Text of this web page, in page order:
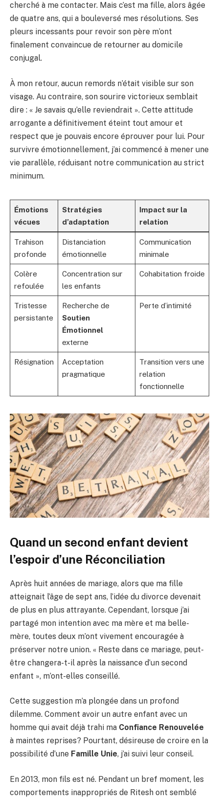
cherché à me contacter. Mais c’est ma fille, alors âgée
de quatre ans, qui a bouleversé mes résolutions. Ses
pleurs incessants pour revoir son père m’ont
finalement convaincue de retourner au domicile
conjugal.
À mon retour, aucun remords n’était visible sur son
visage. Au contraire, son sourire victorieux semblait
dire : « Je savais qu’elle reviendrait ». Cette attitude
arrogante a définitivement éteint tout amour et
respect que je pouvais encore éprouver pour lui. Pour
survivre émotionnellement, j’ai commencé à mener une
vie parallèle, réduisant notre communication au strict
minimum.
Émotions
vécues
Stratégies
d’adaptation
Impact sur la
relation
Trahison
profonde
Distanciation
émotionnelle
Communication
minimale
Colère
refoulée
Concentration sur
les enfants
Cohabitation froide
Tristesse
persistante
Recherche de
Soutien
Émotionnel
externe
Perte d’intimité
Résignation
Acceptation
pragmatique
Transition vers une
relation
fonctionnelle
Quand un second enfant devient
l’espoir d’une Réconciliation
Après huit années de mariage, alors que ma fille
atteignait l’âge de sept ans, l’idée du divorce devenait
de plus en plus attrayante. Cependant, lorsque j’ai
partagé mon intention avec ma mère et ma belle-
mère, toutes deux m’ont vivement encouragée à
préserver notre union. « Reste dans ce mariage, peut-
être changera-t-il après la naissance d’un second
enfant », m’ont-elles conseillé.
Cette suggestion m’a plongée dans un profond
dilemme. Comment avoir un autre enfant avec un
homme qui avait déjà trahi ma Confiance Renouvelée
à maintes reprises? Pourtant, désireuse de croire en la
possibilité d’une Famille Unie, j’ai suivi leur conseil.
En 2013, mon fils est né. Pendant un bref moment, les
comportements inappropriés de Ritesh ont semblé